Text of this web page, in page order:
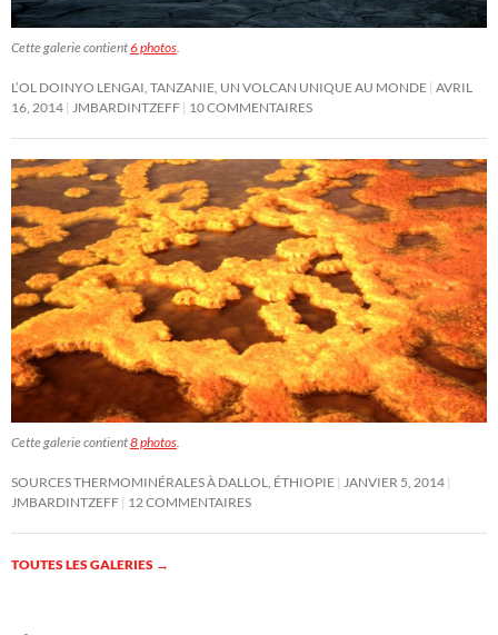
Cette galerie contient6 photos
L’OL DOINYO LENGAI, TANZANIE, UN VOLCAN UNIQUE AU MONDE AVRIL
16, 2014
JMBARDINTZEFF 10 COMMENTAIRES
Cette galerie contient8 photos
SOURCES THERMOMINÉRALES À DALLOL, ÉTHIOPIE
JANVIER 5, 2014
JMBARDINTZEFF 12 COMMENTAIRES
TOUTES LES GALERIES →